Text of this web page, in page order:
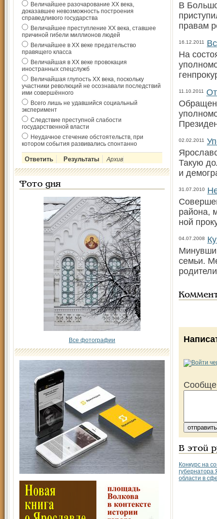
Величайшее разочарование ХХ века,
доказавшее невозможность построения
справедливого государства
Величайшее преступление ХХ века, ставшее
причиной гибели миллионов людей
Величайшее в ХХ веке предательство
правящего класса
Величайшая в ХХ веке провокация
иностранных спецслужб
Величайшая глупость ХХ века, поскольку
участники революций не осознавали последствий
ими совершённого
Всего лишь не удавшийся социальный
эксперимент
Следствие преступной слабости
государственной власти
Неудачное стечение обстоятельств, при
котором события развивались спонтанно
Архив
Фото дня
Все фотографии
В
правам
16.12.2011
На
11.10.2011
02.02.2011
Такую
и
31.07.2010
района,
ной
04.07.2008
семьи.
В этой
Конкурс на
губернатора
области в